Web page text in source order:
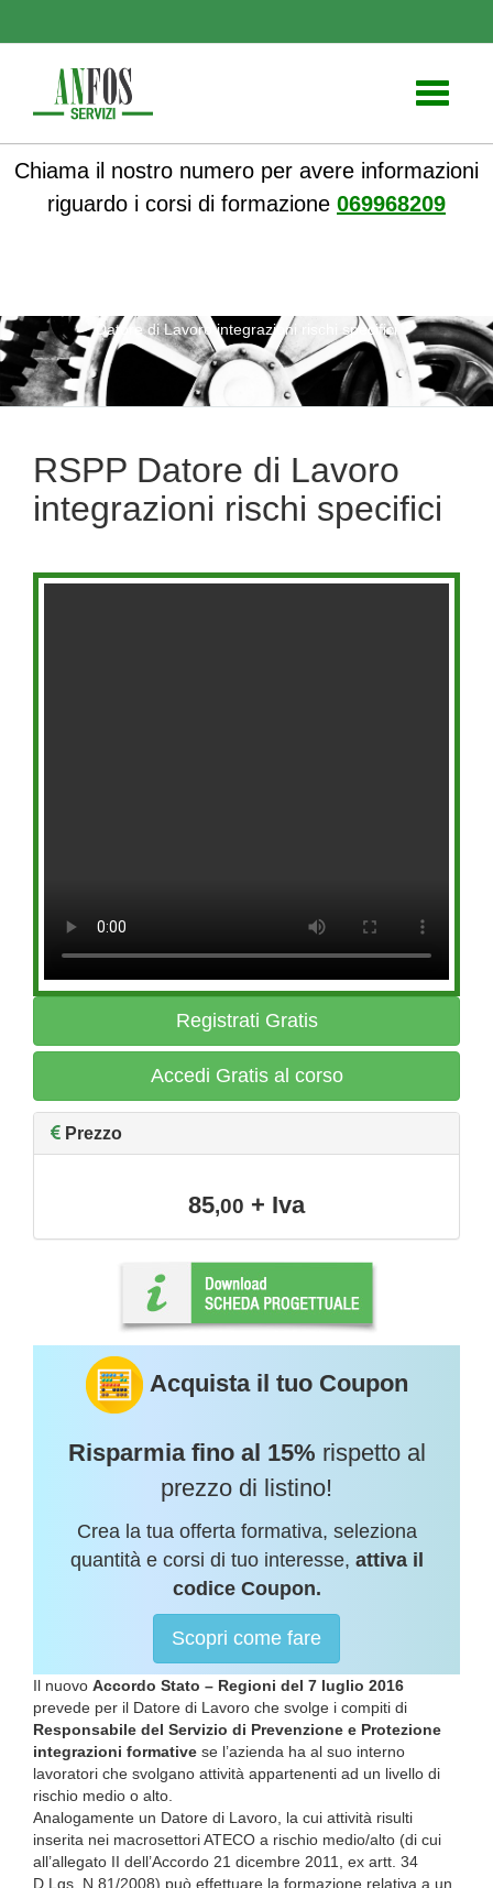
Toggle
Chiama il nostro numero per avere informazioni
riguardo i corsi di formazione 069968209
Datore di Lavoro integrazioni rischi specifici
RSPP Datore di Lavoro
integrazioni rischi specifici
Registrati Gratis
Accedi Gratis al corso
Prezzo
85,00 + Iva
Acquista il tuo Coupon
Risparmia fino al 15% rispetto al
prezzo di listino!
Crea la tua offerta formativa, seleziona
quantità e corsi di tuo interesse, attiva il
codice Coupon.
Scopri come fare
Il nuovo Accordo Stato – Regioni del 7 luglio 2016
prevede per il Datore di Lavoro che svolge i compiti di
Responsabile del Servizio di Prevenzione e Protezione
integrazioni formative se l’azienda ha al suo interno
lavoratori che svolgano attività appartenenti ad un livello di
rischio medio o alto.
Analogamente un Datore di Lavoro, la cui attività risulti
inserita nei macrosettori ATECO a rischio medio/alto (di cui
all’allegato II dell’Accordo 21 dicembre 2011, ex artt. 34
D.Lgs. N.81/2008) può effettuare la formazione relativa a un